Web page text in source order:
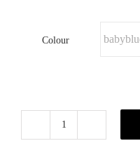
Colour